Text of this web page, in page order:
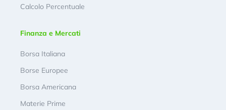
Calcolo Percentuale
Finanza e Mercati
Borsa Italiana
Borse Europee
Borsa Americana
Materie Prime